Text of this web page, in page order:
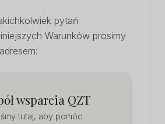
pytań
Warunków prosimy
wsparcia QZT
tutaj, aby pomóc.